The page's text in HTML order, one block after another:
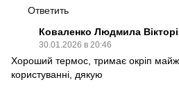
Ответить
Коваленко Людмила
30.01.2026 в 20:46
Хороший термос, тримає окріп
користуванні, дякую